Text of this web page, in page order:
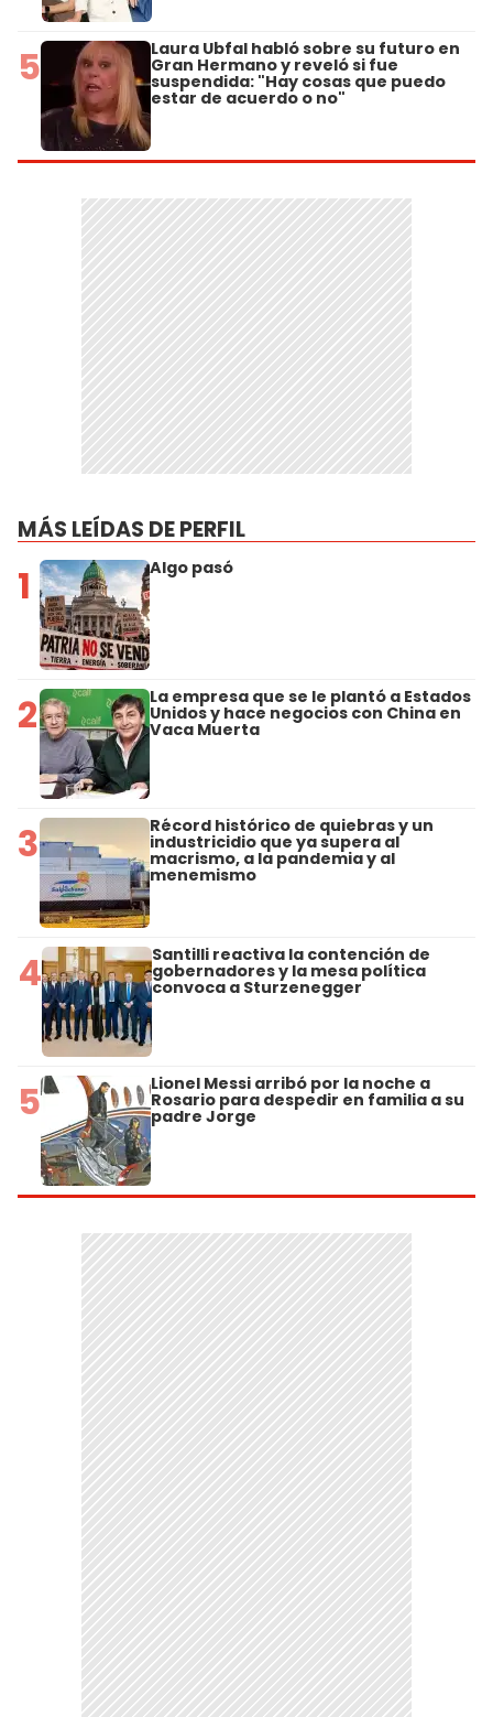
5 Laura Ubfal habló sobre su futuro en
Gran Hermano y reveló si fue
suspendida: "Hay cosas que puedo
estar de acuerdo o no"
MÁS LEÍDAS DE PERFIL
1 Algo pasó
2 La empresa que se le plantó a Estados
Unidos y hace negocios con China en
Vaca Muerta
3 Récord histórico de quiebras y un
industricidio que ya supera al
macrismo, a la pandemia y al
menemismo
4 Santilli reactiva la contención de
gobernadores y la mesa política
convoca a Sturzenegger
5 Lionel Messi arribó por la noche a
Rosario para despedir en familia a su
padre Jorge